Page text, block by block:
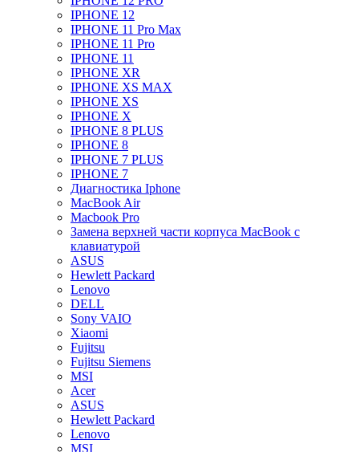
IPHONE 12
IPHONE 11 Pro Max
IPHONE 11 Pro
IPHONE 11
IPHONE XR
IPHONE XS MAX
IPHONE XS
IPHONE X
IPHONE 8 PLUS
IPHONE 8
IPHONE 7 PLUS
IPHONE 7
Диагностика Iphone
MacBook Air
Macbook Pro
Замена верхней части корпуса MacBook с
клавиатурой
ASUS
Hewlett Packard
Lenovo
DELL
Sony VAIO
Xiaomi
Fujitsu
Fujitsu Siemens
MSI
Acer
ASUS
Hewlett Packard
Lenovo
MSI